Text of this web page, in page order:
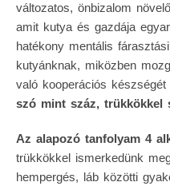
változatos, önbizalom
amit kutya és gazdája
hatékony mentális
kutyánknak, miközben
való kooperációs
szó mint száz, trükkökkel
Az alapozó tanfolyam 4
trükkökkel ismerkedünk
hempergés, láb közötti